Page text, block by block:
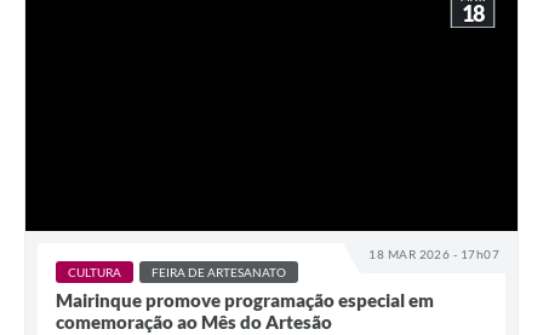
18 MAR 2026 - 17h07
18
CULTURA FEIRA DE ARTESANATO
Mairinque promove programação especial em
comemoração ao Mês do Artesão